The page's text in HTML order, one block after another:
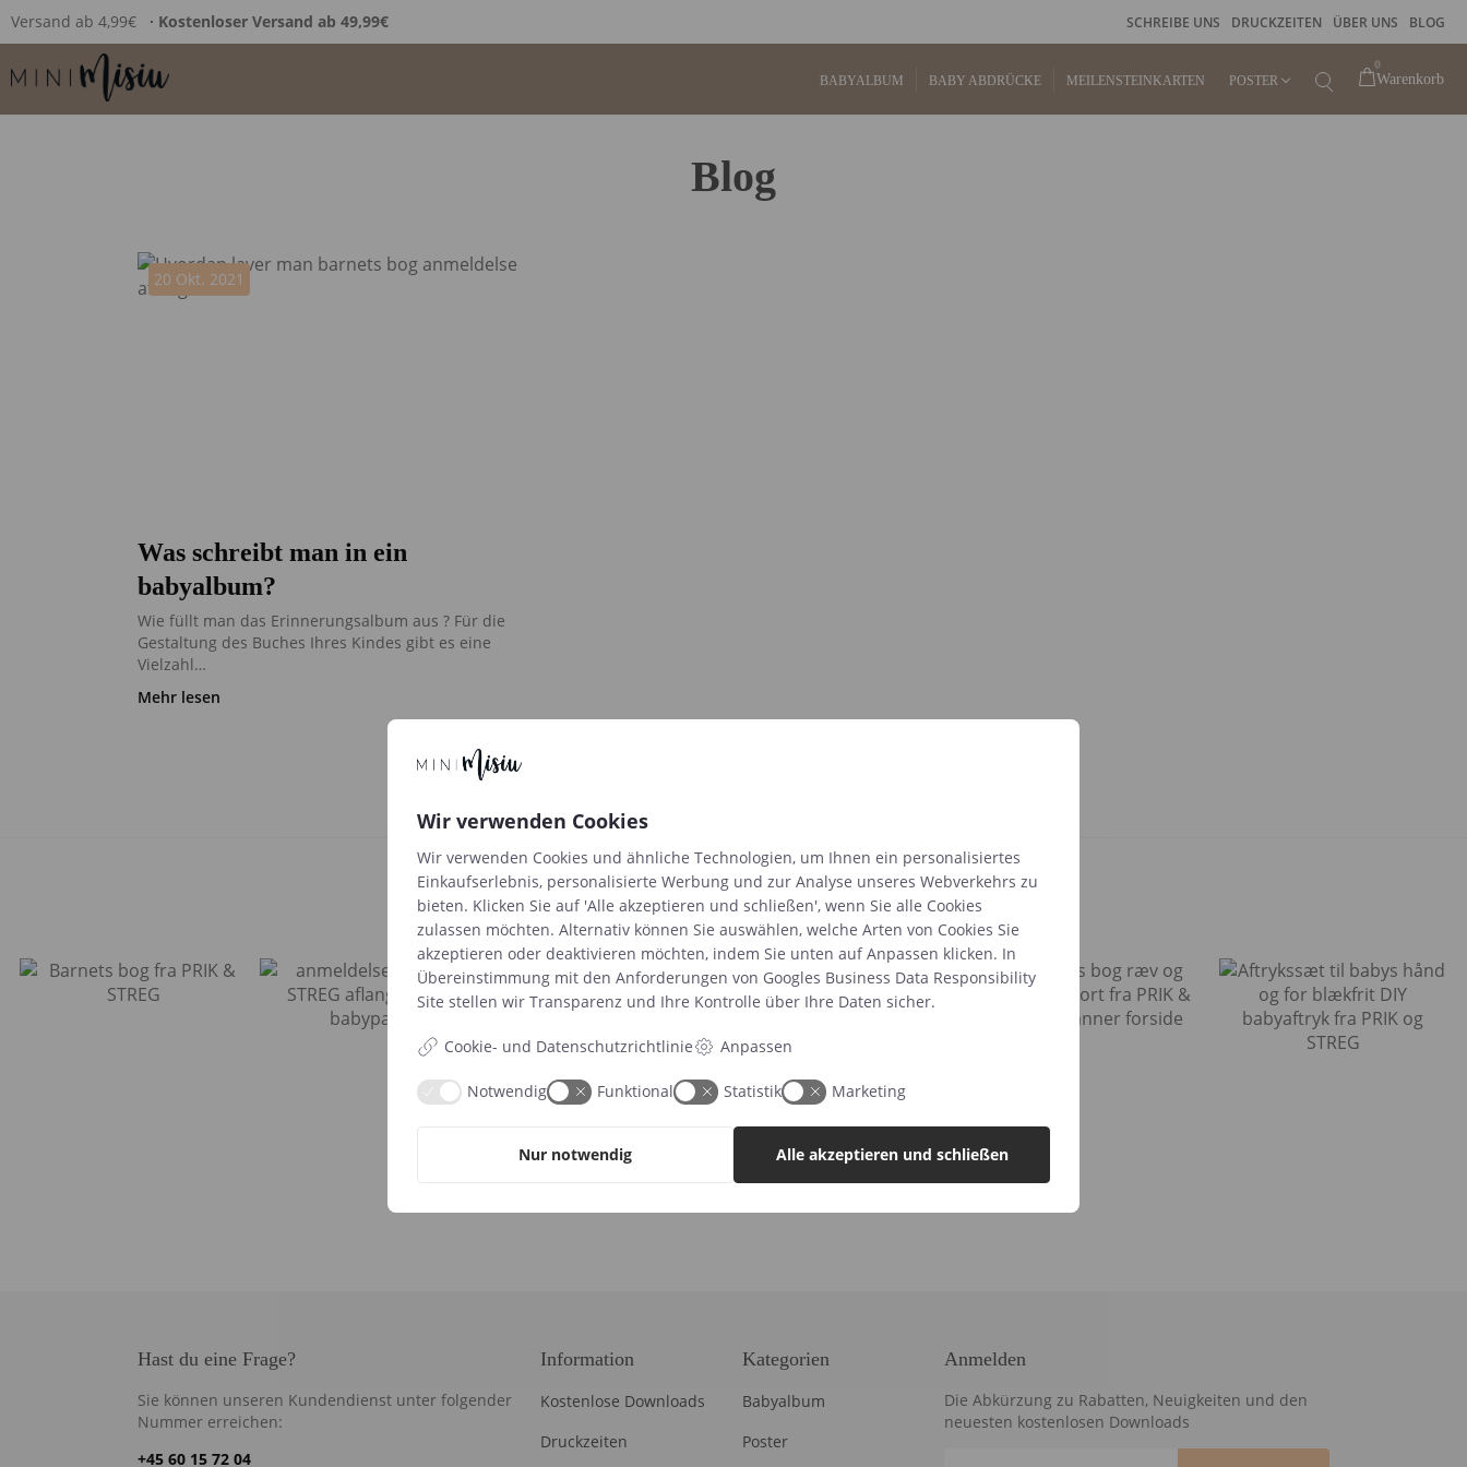
Versand ab 4,99€ ∙ Kostenloser Versand ab 49,99€ SCHREIBE UNS DRUCKZEITEN ÜBER UNS BLOG
BABYALBUM BABY ABDRÜCKE MEILENSTEINKARTEN POSTER
0
Warenkorb
Blog
20 Okt. 2021
Was schreibt man in ein
babyalbum?
Wie füllt man das Erinnerungsalbum aus ? Für die
Gestaltung des Buches Ihres Kindes gibt es eine
Vielzahl…
Mehr lesen
Folgen Sie uns auf Instagram
Hast du eine Frage?
Sie können unseren Kundendienst unter folgender
Nummer erreichen:
+45 60 15 72 04
Information
Kostenlose Downloads
Druckzeiten
Kategorien
Babyalbum
Poster
Anmelden
Die Abkürzung zu Rabatten, Neuigkeiten und den
neuesten kostenlosen Downloads
Wir verwenden Cookies
Wir verwenden Cookies und ähnliche Technologien, um Ihnen ein personalisiertes
Einkaufserlebnis, personalisierte Werbung und zur Analyse unseres Webverkehrs zu
bieten. Klicken Sie auf 'Alle akzeptieren und schließen', wenn Sie alle Cookies
zulassen möchten. Alternativ können Sie auswählen, welche Arten von Cookies Sie
akzeptieren oder deaktivieren möchten, indem Sie unten auf Anpassen klicken. In
Übereinstimmung mit den Anforderungen von Googles Business Data Responsibility
Site stellen wir Transparenz und Ihre Kontrolle über Ihre Daten sicher.
Cookie- und Datenschutzrichtlinie Anpassen
Notwendig Funktional Statistik Marketing
Nur notwendig Alle akzeptieren und schließen